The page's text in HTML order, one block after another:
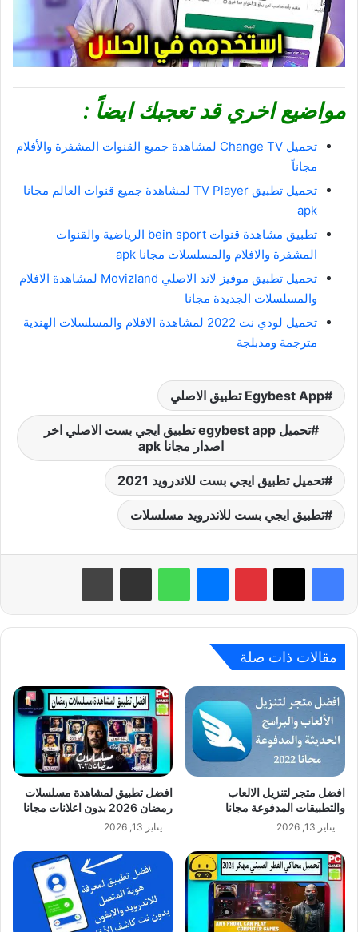
مواضيع اخري قد تعجبك ايضاً :
تحميل Change TV لمشاهدة جميع القنوات المشفرة والأفلام
مجاناً
تحميل تطبيق TV Player لمشاهدة جميع قنوات العالم مجانا
apk
تطبيق مشاهدة قنوات bein sport الرياضية والقنوات
المشفرة والافلام والمسلسلات مجانا apk
تحميل تطبيق موفيز لاند الاصلي Movizland لمشاهدة الافلام
والمسلسلات الجديدة مجانا
تحميل لودي نت 2022 لمشاهدة الافلام والمسلسلات الهندية
مترجمة ومدبلجة
Egybest App تطبيق الاصلي
تحميل egybest app تطبيق ايجي بست الاصلي اخر
اصدار مجانا apk
تحميل تطبيق ايجي بست للاندرويد 2021
تطبيق ايجي بست للاندرويد مسلسلات
بينتيريست واتساب
مقالات ذات صلة
افضل متجر لتنزيل الالعاب
والتطبيقات المدفوعة مجانا
يناير 13, 2026
افضل تطبيق لمشاهدة مسلسلات
رمضان 2026 بدون اعلانات مجانا
يناير 13, 2026